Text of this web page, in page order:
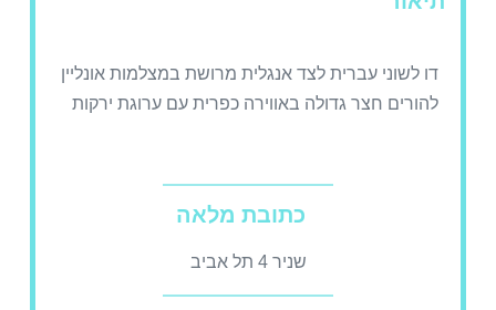
דו לשוני עברית לצד אנגלית מרושת במצלמות אונליין
להורים חצר גדולה באווירה כפרית עם ערוגת ירקות
כתובת מלאה
שניר 4 תל אביב